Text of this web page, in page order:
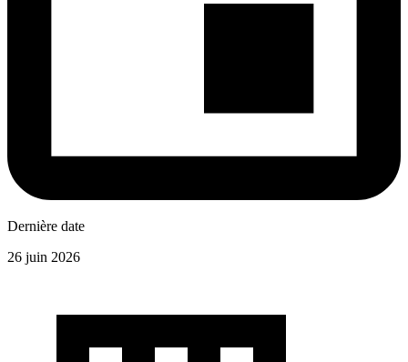
Dernière date
26 juin 2026